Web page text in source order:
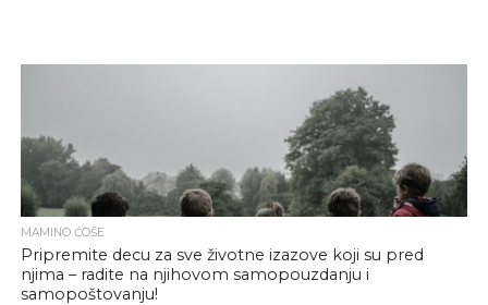
MAMINO ĆOŠE
Pripremite decu za sve životne izazove koji su pred
njima – radite na njihovom samopouzdanju i
samopoštovanju!